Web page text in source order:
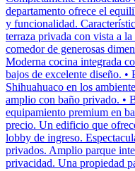
departamento ofrece el
y funcionalidad.
terraza privada con vista a
comedor de generosas
Moderna cocina integrada
bajos de excelente diseño. •
Shihuahuaco en los
amplio con baño privado. •
equipamiento premium en
precio. Un edificio que
lobby de ingreso.
privados. Amplio parque
privacidad. Una propiedad